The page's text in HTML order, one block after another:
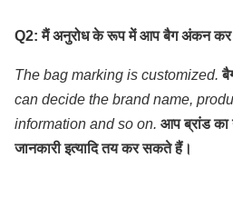
Q2: मैं अनुरोध के रूप में आप बैग अंकन
The bag marking is customized.
can decide the brand name,
information and so on. आप ब्रांड का
जानकारी इत्यादि तय कर सकते हैं।